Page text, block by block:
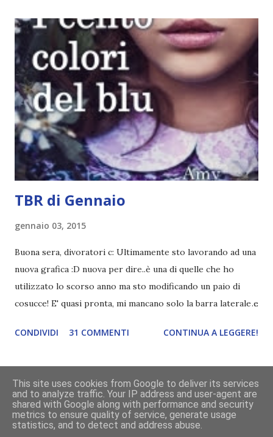
che sono quelle che decidiamo di non fare ma che qualcun
altro potrebbe decidere di fare; Alla fine del tag si passa il
tag (scusate la ripetizione) ad un'altra blogger. Quest'ultima
aggiunge la sua canzone preferita, una descrizione (come
ho fatto io) e il nome del blog e del profilo (per sapere
anche chi è stato taggato) e dopo passa il tag ad un'altra
blogger che a sua volta deve fare il tag completo più la
canzone scelta dalla persona ch...
TBR di Gennaio
gennaio 03, 2015
Buona sera, divoratori c: Ultimamente sto lavorando ad una
nuova grafica :D nuova per dire..è una di quelle che ho
utilizzato lo scorso anno ma sto modificando un paio di
cosucce! E' quasi pronta, mi mancano solo la barra laterale e
impazzire e.e Un po' mi dispiacerà abbandonare quest
avevo inserito sedici titoli. Già sapevo che non li avrei letti
tutti ma ogni volta preferisco esagerare per avere più
scelta! Dalla tbr ho letto soltanto cinque titoli: I cento
CONDIVIDI 31 COMMENTI CONTINUA A LEGGERE!
Powered by Blogger
grafica a cura di Divoratori di libri
This site uses cookies from Google to deliver its services
and to analyze traffic. Your IP address and user-agent are
shared with Google along with performance and security
metrics to ensure quality of service, generate usage
statistics, and to detect and address abuse.